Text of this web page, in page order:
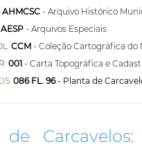
AHMCSC - Arquivo Histórico
AESP - Arquivos Especiais
CCM - Coleção Cartográfica do
001 - Carta Topográfica e Cadastral do
086 FL. 96- Planta de Carcavelos:
de